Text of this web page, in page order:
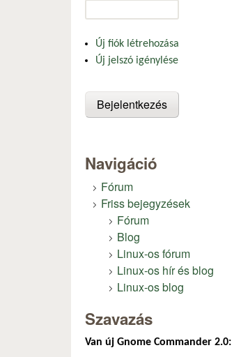
Új fiók létrehozása
Új jelszó igénylése
Navigáció
Fórum
Friss bejegyzések
Fórum
Blog
Linux-os fórum
Linux-os hír és blog
Linux-os blog
Szavazás
Van új Gnome Commander 2.0: